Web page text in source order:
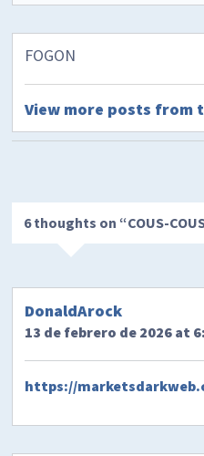
FOGON
View more posts from
6 thoughts on “COUS-
DonaldArock
13 de febrero de 2026 at
https://